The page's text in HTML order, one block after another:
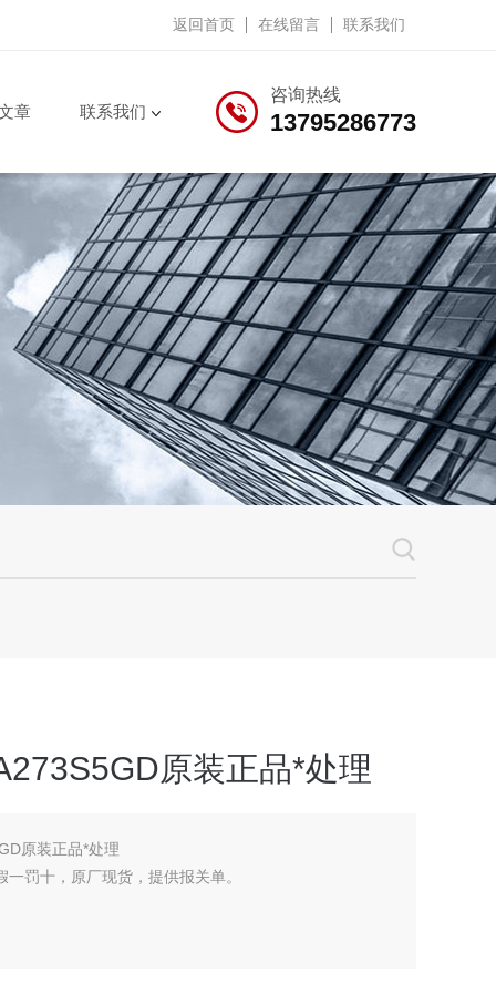
返回首页 在线留言 联系我们
咨询热线
13795286773
章 联系我们
原装正品*处理
原装正品*处理
罚十，原厂现货，提供报关单。